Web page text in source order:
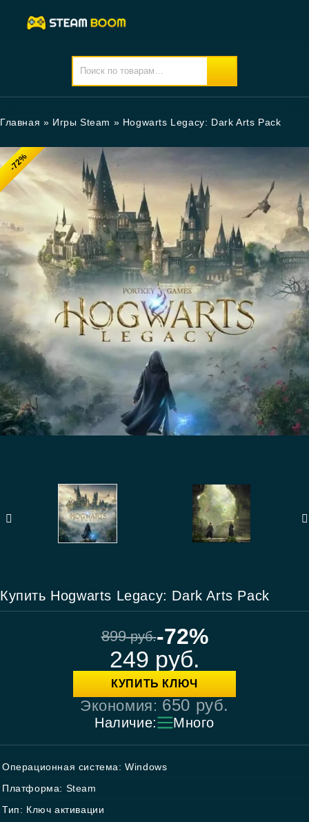
Главная » Игры Steam » Hogwarts Legacy: Dark Arts Pack
-72%
Купить Hogwarts Legacy: Dark Arts Pack
899руб.-72%
249 руб.
КУПИТЬ КЛЮЧ
Экономия: 650 руб.
Наличие: Много
Операционная система: Windows
Платформа: Steam
Тип: Ключ активации